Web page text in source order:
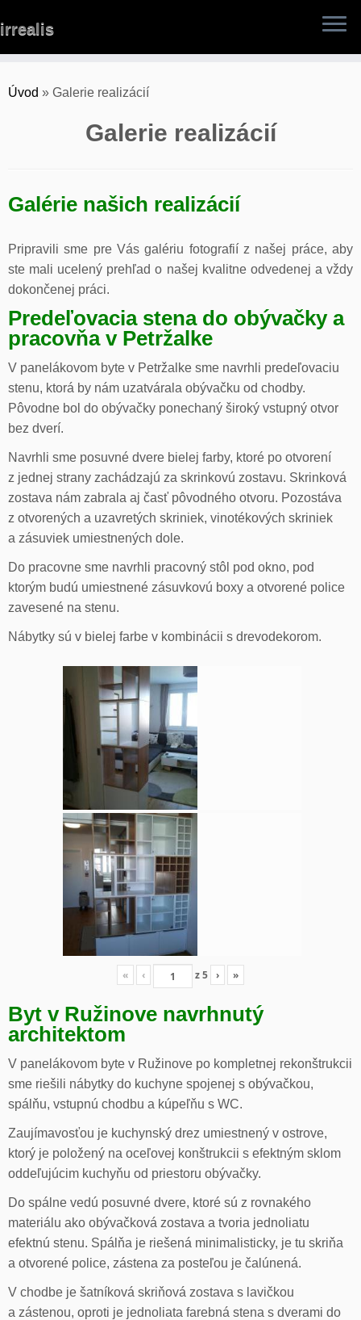
to
irrealis
Úvod » Galerie realizácií
Galerie realizácií
Galérie našich realizácií
Pripravili sme pre Vás galériu fotografií z našej práce, aby
ste mali ucelený prehľad o našej kvalitne odvedenej a vždy
dokončenej práci.
Predeľovacia stena do obývačky a
pracovňa v Petržalke
V panelákovom byte v Petržalke sme navrhli predeľovaciu
stenu, ktorá by nám uzatvárala obývačku od chodby.
Pôvodne bol do obývačky ponechaný široký vstupný otvor
bez dverí.
Navrhli sme posuvné dvere bielej farby, ktoré po otvorení
z jednej strany zachádzajú za skrinkovú zostavu. Skrinková
zostava nám zabrala aj časť pôvodného otvoru. Pozostáva
z otvorených a uzavretých skriniek, vinotékových skriniek
a zásuviek umiestnených dole.
Do pracovne sme navrhli pracovný stôl pod okno, pod
ktorým budú umiestnené zásuvkovú boxy a otvorené police
zavesené na stenu.
Nábytky sú v bielej farbe v kombinácii s drevodekorom.
« ‹ z5 › »
Byt v Ružinove navrhnutý
architektom
V panelákovom byte v Ružinove po kompletnej rekonštrukcii
sme riešili nábytky do kuchyne spojenej s obývačkou,
spálňu, vstupnú chodbu a kúpeľňu s WC.
Zaujímavosťou je kuchynský drez umiestnený v ostrove,
ktorý je položený na oceľovej konštrukcii s efektným sklom
oddeľujúcim kuchyňu od priestoru obývačky.
Do spálne vedú posuvné dvere, ktoré sú z rovnakého
materiálu ako obývačková zostava a tvoria jednoliatu
efektnú stenu. Spálňa je riešená minimalisticky, je tu skriňa
a otvorené police, zástena za posteľou je čalúnená.
V chodbe je šatníková skriňová zostava s lavičkou
a zástenou, oproti je jednoliata farebná stena s dverami do